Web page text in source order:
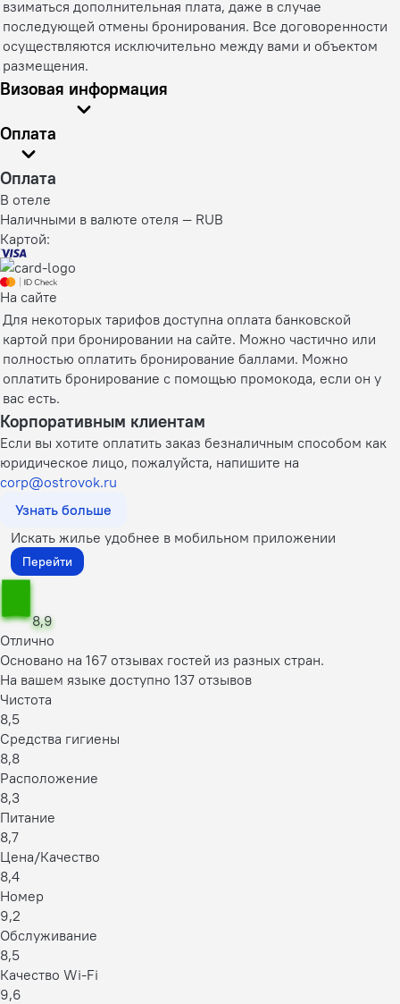
взиматься дополнительная плата, даже в случае
последующей отмены бронирования. Все договоренности
осуществляются исключительно между вами и объектом
размещения.
Визовая информация
Оплата
Оплата
В отеле
Наличными в валюте отеля — RUB
Картой:
На сайте
Для некоторых тарифов доступна оплата банковской
картой при бронировании на сайте. Можно частично или
полностью оплатить бронирование баллами. Можно
оплатить бронирование с помощью промокода, если он у
вас есть.
Корпоративным клиентам
Если вы хотите оплатить заказ безналичным способом как
юридическое лицо, пожалуйста, напишите на
corp@ostrovok.ru
Узнать больше
Искать жилье удобнее в мобильном приложении
Перейти
8,9
Отлично
Основано на 167 отзывах гостей из разных стран.
На вашем языке доступно 137 отзывов
Чистота
8,5
Средства гигиены
8,8
Расположение
8,3
Питание
8,7
Цена/Качество
8,4
Номер
9,2
Обслуживание
8,5
Качество Wi-Fi
9,6